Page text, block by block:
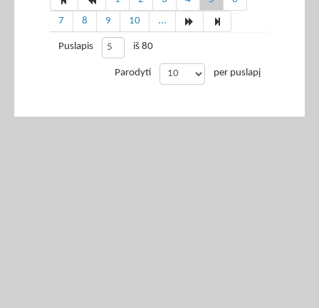
7
8 9 10 ...
Puslapis iš 80
Parodyti per puslapį